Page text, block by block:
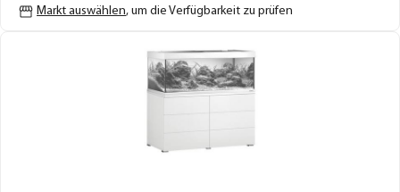
Markt auswählen, um die Verfügbarkeit zu prüfen